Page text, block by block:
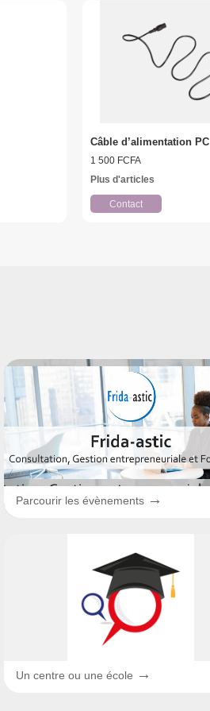
Câble d’alimentation PC
1 500 FCFA
Plus d'articles
Contact
Parcourir les évènements →
Un centre ou une école →